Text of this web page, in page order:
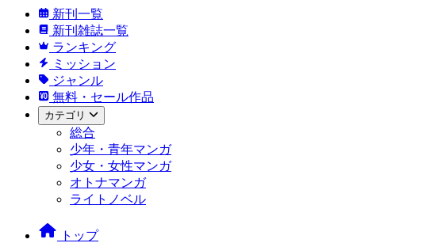
新刊一覧
新刊雑誌一覧
ランキング
ミッション
ジャンル
無料・セール作品
カテゴリ
総合
少年・青年マンガ
少女・女性マンガ
オトナマンガ
ライトノベル
トップ